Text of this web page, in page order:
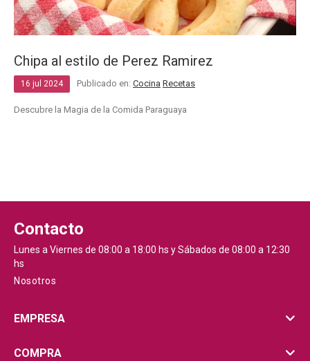
Chipa al estilo de Perez Ramirez
16 jul 2024 Publicado en: Cocina Recetas
Descubre la Magia de la Comida Paraguaya
Contacto
Lunes a Viernes de 08:00 a 18:00 hs y Sábados de 08:00 a 12:30
hs
Nosotros
EMPRESA
COMPRA